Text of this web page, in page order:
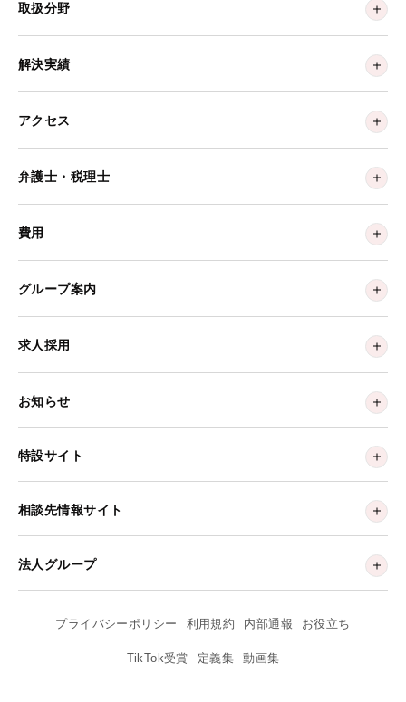
取扱分野
解決実績
アクセス
弁護士・税理士
費用
グループ案内
求人採用
お知らせ
特設サイト
相談先情報サイト
法人グループ
プライバシーポリシー 利用規約 内部通報 お役立ち
TikTok受賞 定義集 動画集